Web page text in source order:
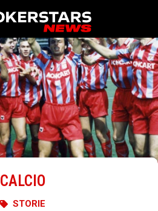
CALCIO
STORIE